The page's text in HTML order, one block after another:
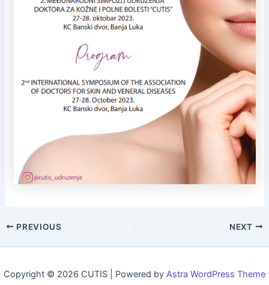
PREVIOUS NEXT
Copyright © 2026 CUTIS | Powered by Astra WordPress Theme